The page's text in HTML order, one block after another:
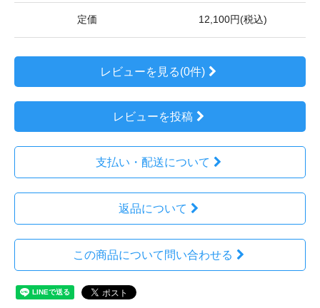
定価 12,100円(税込)
レビューを見る(0件)
レビューを投稿
支払い・配送について
返品について
この商品について問い合わせる